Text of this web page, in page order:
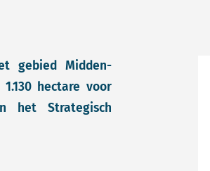
gebied Midden-
hectare voor
het Strategisch